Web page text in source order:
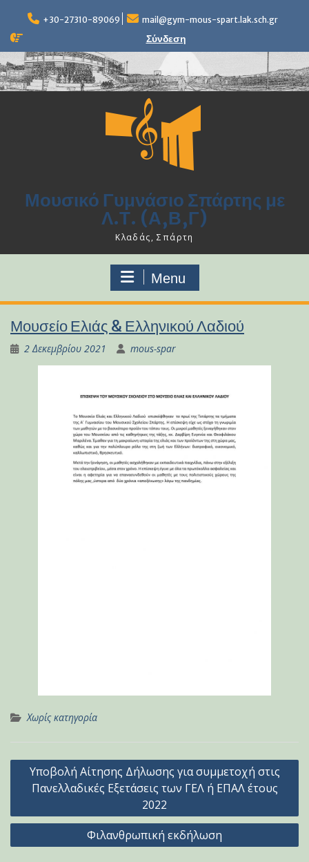
content
+30-27310-89069 mail@gym-mous-spart.lak.sch.gr
Σύνδεση
Μουσικό Γυμνάσιο Σπάρτης με
Λ.Τ. (Α,Β,Γ)
Κλαδάς, Σπάρτη
Menu
Μουσείο Ελιάς & Ελληνικού Λαδιού
2 Δεκεμβρίου 2021 mous-spar
Χωρίς κατηγορία
Πλοήγηση
άρθρων
Υποβολή Αίτησης Δήλωσης για συμμετοχή στις
Πανελλαδικές Εξετάσεις των ΓΕΛ ή ΕΠΑΛ έτους
2022
Φιλανθρωπική εκδήλωση